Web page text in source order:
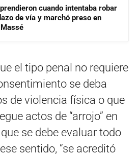
cuando intentaba robar
de vía y marchó preso en
el tipo penal no requiere
se deba
de violencia física o que
actos de “arrojo” en
se debe evaluar todo
sentido, “se acreditó